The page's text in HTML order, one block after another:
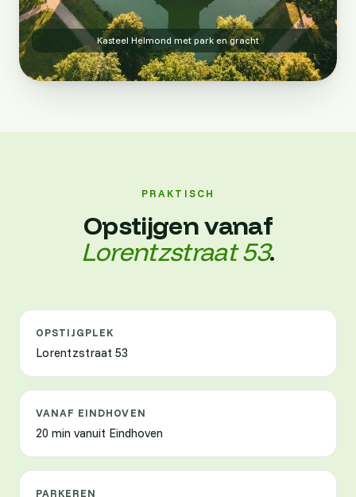
Kasteel Helmond met park en gracht
PRAKTISCH
Opstijgen vanaf
Lorentzstraat 53.
OPSTIJGPLEK
Lorentzstraat 53
VANAF EINDHOVEN
20 min vanuit Eindhoven
PARKEREN